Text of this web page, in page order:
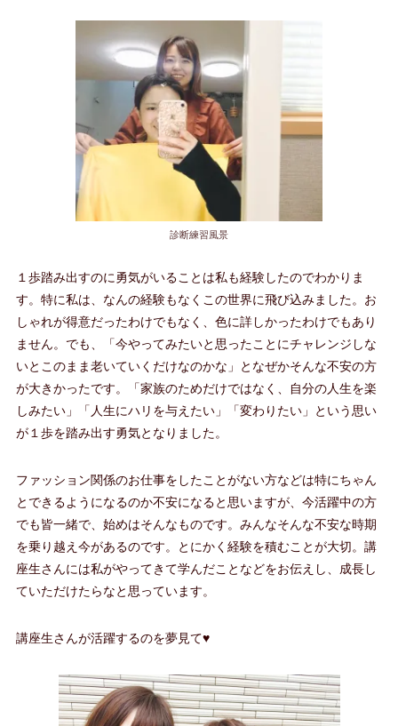
診断練習風景
１歩踏み出すのに勇気がいることは私も経験したのでわかりま
す。特に私は、なんの経験もなくこの世界に飛び込みました。お
しゃれが得意だったわけでもなく、色に詳しかったわけでもあり
ません。でも、「今やってみたいと思ったことにチャレンジしな
いとこのまま老いていくだけなのかな」となぜかそんな不安の方
が大きかったです。「家族のためだけではなく、自分の人生を楽
しみたい」「人生にハリを与えたい」「変わりたい」という思い
が１歩を踏み出す勇気となりました。
ファッション関係のお仕事をしたことがない方などは特にちゃん
とできるようになるのか不安になると思いますが、今活躍中の方
でも皆一緒で、始めはそんなものです。みんなそんな不安な時期
を乗り越え今があるのです。とにかく経験を積むことが大切。講
座生さんには私がやってきて学んだことなどをお伝えし、成長し
ていただけたらなと思っています。
講座生さんが活躍するのを夢見て♥